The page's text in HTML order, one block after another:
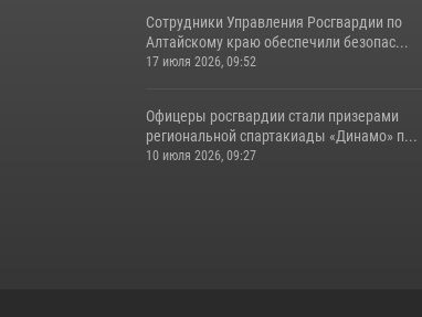
Сотрудники Управления Росгвардии по
Алтайскому краю обеспечили безопас...
17 июля 2026, 09:52
Офицеры росгвардии стали призерами
региональной спартакиады «Динамо» п...
10 июля 2026, 09:27